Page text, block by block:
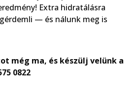
Extra hidratálásra
— és nálunk meg is
még ma, és készülj velünk a
0822